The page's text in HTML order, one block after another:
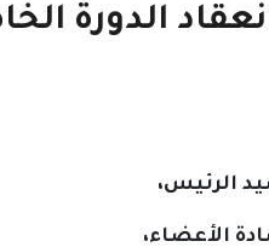
الرئيس،
الأعضاء،